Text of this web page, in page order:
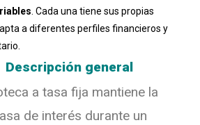
. Cada una tiene sus propias
a diferentes perfiles financieros y
Descripción general
a tasa fija mantiene la
de interés durante un